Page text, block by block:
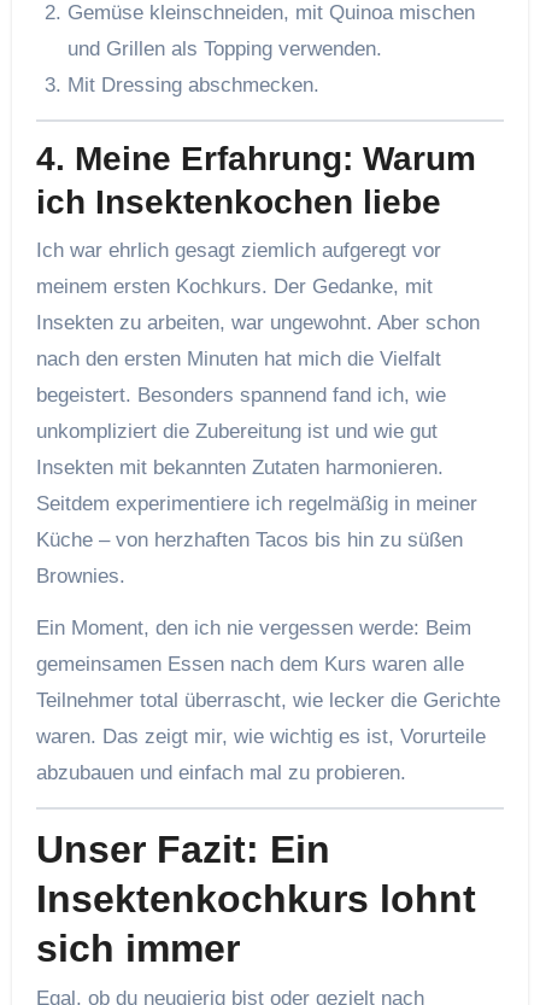
Gemüse kleinschneiden, mit Quinoa mischen
und Grillen als Topping verwenden.
Mit Dressing abschmecken.
4. Meine Erfahrung: Warum
ich Insektenkochen liebe
Ich war ehrlich gesagt ziemlich aufgeregt vor
meinem ersten Kochkurs. Der Gedanke, mit
Insekten zu arbeiten, war ungewohnt. Aber schon
nach den ersten Minuten hat mich die Vielfalt
begeistert. Besonders spannend fand ich, wie
unkompliziert die Zubereitung ist und wie gut
Insekten mit bekannten Zutaten harmonieren.
Seitdem experimentiere ich regelmäßig in meiner
Küche – von herzhaften Tacos bis hin zu süßen
Brownies.
Ein Moment, den ich nie vergessen werde: Beim
gemeinsamen Essen nach dem Kurs waren alle
Teilnehmer total überrascht, wie lecker die Gerichte
waren. Das zeigt mir, wie wichtig es ist, Vorurteile
abzubauen und einfach mal zu probieren.
Unser Fazit: Ein
Insektenkochkurs lohnt
sich immer
Egal, ob du neugierig bist oder gezielt nach